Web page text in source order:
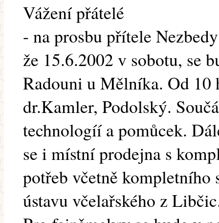
Vážení přátelé
- na prosbu přítele
že 15.6.2002 v sobotu, se
Radouni u Mělníka. Od 10
dr.Kamler, Podolský.
technologíí a pomůcek.
se i místní prodejna s
potřeb včetně
ústavu včelařského z